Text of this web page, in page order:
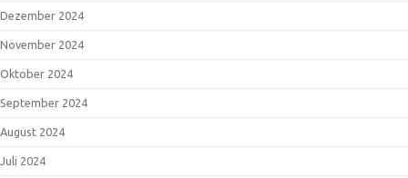
Dezember 2024
November 2024
Oktober 2024
September 2024
August 2024
Juli 2024